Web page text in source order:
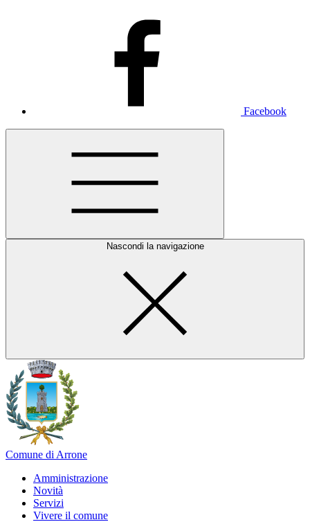
Facebook
Nascondi la navigazione
Comune di Arrone
Amministrazione
Novità
Servizi
Vivere il comune